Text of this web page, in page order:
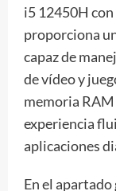
i5 12450H
proporciona
capaz de
de vídeo y
memoria RAM
experiencia
aplicaciones
En el